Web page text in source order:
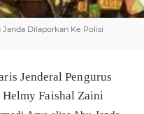
Dilaporkan Ke Polisi
Jenderal Pengurus
Helmy Faishal Zaini